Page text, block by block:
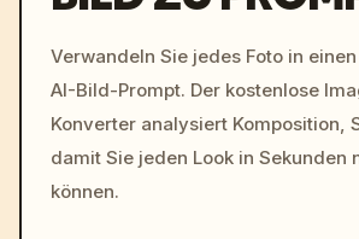
c,
colors,
Verwandeln Sie jedes Foto in
AI-Bild-Prompt. Der kostenlose
Konverter analysiert Komposition,
damit Sie jeden Look in Sekunden
können.